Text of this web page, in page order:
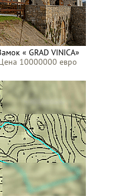
« GRAD VINICA»
10000000 евро